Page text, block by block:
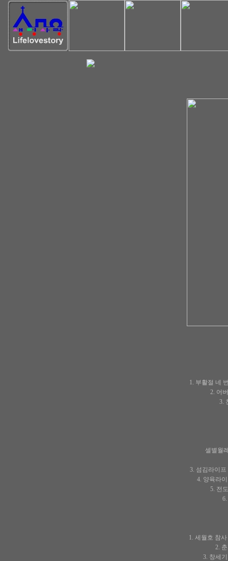
1. 부활절 네
2. 어
3.
셀별월
3. 섬김라이
4. 양육라
5. 전
1. 세월호 참
2.
3. 창세